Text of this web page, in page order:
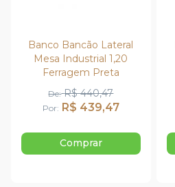
Banco Bancão Lateral
Mesa Industrial 1,20
Ferragem Preta
Por R$ 439,47
De R$ 440,47
Comprar